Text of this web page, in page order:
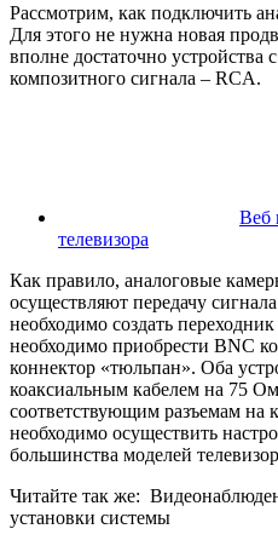
Рассмотрим, как подключить
Для этого не нужна новая
вполне достаточно
композитного сигнала – RCA.
Веб
телевизора
Как правило, аналоговые
осуществляют передачу
необходимо создать
необходимо приобрести BNC
коннектор «тюльпан». Оба
коаксиальным кабелем на 75
соответствующим разъемам на
необходимо осуществить
большинства моделей
Читайте так же:
установки системы